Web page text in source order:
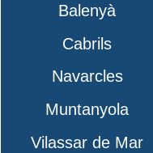
Balenyà
Cabrils
Navarcles
Muntanyola
Vilassar de Mar